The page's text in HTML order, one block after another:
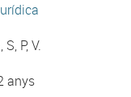
P, V.
anys